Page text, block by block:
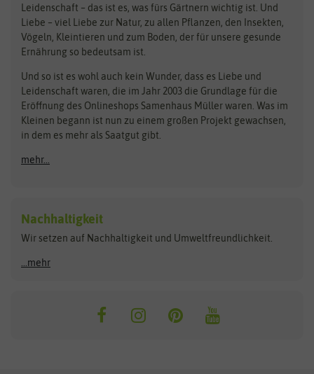
Obstsamen
Pilzbrut
Rasensamen
Steckzwiebeln
Zimmer & Kübelpflanzen
Kataloge
Schnäppchen
Anzucht & Gartenzubehör
Anzuchtschalen
Heizmatte & Heizkabel
Kokos-Quelltabletten
Zimmergewächshaus
Bingenheimer Saatgut
Bionana
BIOWOL
Blumicorn
Bûten Birds
Carl Pabst
Dürr-Samen
Feldsaaten Freudenberger
Fertil
Flora Elite
Florissa
Flortis
Franchi Sementi
Hortitops
JUB Holland
Leidenschaft – das ist es, was fürs Gärtnern wichtig ist. Und
Liebe – viel Liebe zur Natur, zu allen Pflanzen, den Insekten,
Vögeln, Kleintieren und zum Boden, der für unsere gesunde
Ernährung so bedeutsam ist.
Und so ist es wohl auch kein Wunder, dass es Liebe und
Leidenschaft waren, die im Jahr 2003 die Grundlage für die
Eröffnung des Onlineshops Samenhaus Müller waren. Was im
Kleinen begann ist nun zu einem großen Projekt gewachsen,
in dem es mehr als Saatgut gibt.
mehr...
Nachhaltigkeit
Wir setzen auf Nachhaltigkeit und Umweltfreundlichkeit.
...mehr